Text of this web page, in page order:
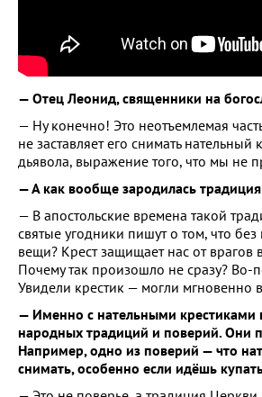
— Отец Леонид, священники на
— Ну конечно! Это неотъемлемая
не заставляет его снимать
дьявола, выражение того, что мы не
— А как вообще зародилась
— В апостольские времена такой
святые угодники пишут о том, что
вещи? Крест защищает нас от
Почему так произошло не сразу? Во-
Увидели крестик — могли мгновенно
— Именно с нательными крестиками
народных традиций и поверий. Они
Например, одно из поверий — что
снимать, особенно если идёшь